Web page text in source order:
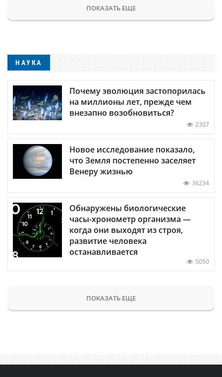
ПОКАЗАТЬ ЕЩЕ
НАУКА
Почему эволюция застопорилась
на миллионы лет, прежде чем
внезапно возобновиться?
2307
Новое исследование показало,
что Земля постепенно заселяет
Венеру жизнью
36234
Обнаружены биологические
часы-хронометр организма —
когда они выходят из строя,
развитие человека
останавливается
5050
ПОКАЗАТЬ ЕЩЕ